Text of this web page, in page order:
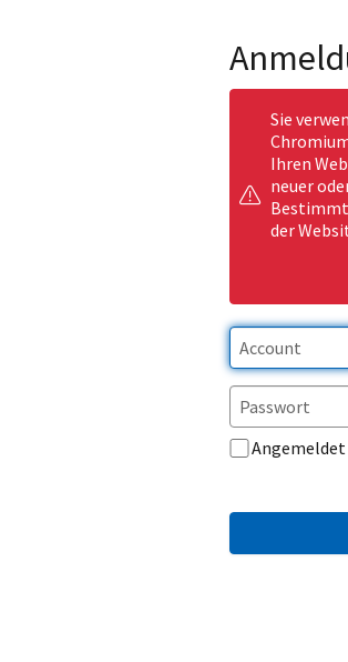
Sie
Ihren
neuer
der